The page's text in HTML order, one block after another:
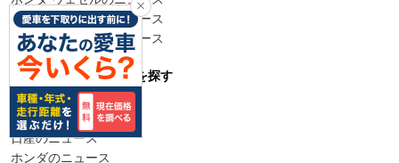
ホンダ フリードのニュース
スズキ ジムニーのニュース
メーカーからニュースを探す
トヨタのニュース
レクサスのニュース
日産のニュース
ホンダのニュース